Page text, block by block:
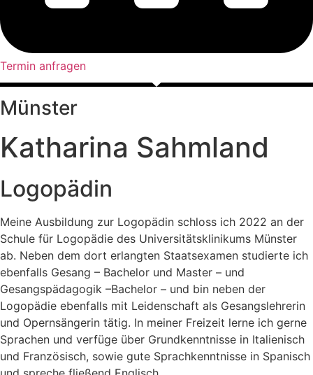
Termin anfragen
Münster
Katharina Sahmland
Logopädin
Meine Ausbildung zur Logopädin schloss ich 2022 an der
Schule für Logopädie des Universitätsklinikums Münster
ab. Neben dem dort erlangten Staatsexamen studierte ich
ebenfalls Gesang – Bachelor und Master – und
Gesangspädagogik –Bachelor – und bin neben der
Logopädie ebenfalls mit Leidenschaft als Gesangslehrerin
und Opernsängerin tätig. In meiner Freizeit lerne ich gerne
Sprachen und verfüge über Grundkenntnisse in Italienisch
und Französisch, sowie gute Sprachkenntnisse in Spanisch